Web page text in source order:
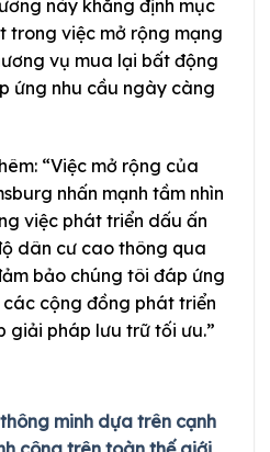
này khẳng định mục
trong việc mở rộng mạng
vụ mua lại bất động
ứng nhu cầu ngày càng
“Việc mở rộng của
nhấn mạnh tầm nhìn
việc phát triển dấu ấn
dân cư cao thông qua
bảo chúng tôi đáp ứng
cộng đồng phát triển
giải pháp lưu trữ tối ưu.”
minh dựa trên cạnh